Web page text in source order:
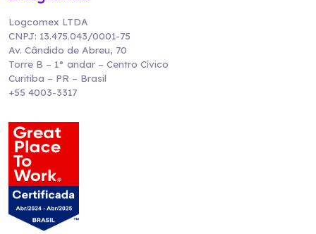
Logcomex LTDA
CNPJ: 13.475.043/0001-75
Av. Cândido de Abreu, 70
Torre B – 1° andar – Centro Cívico
Curitiba – PR – Brasil
+55 4003-3317